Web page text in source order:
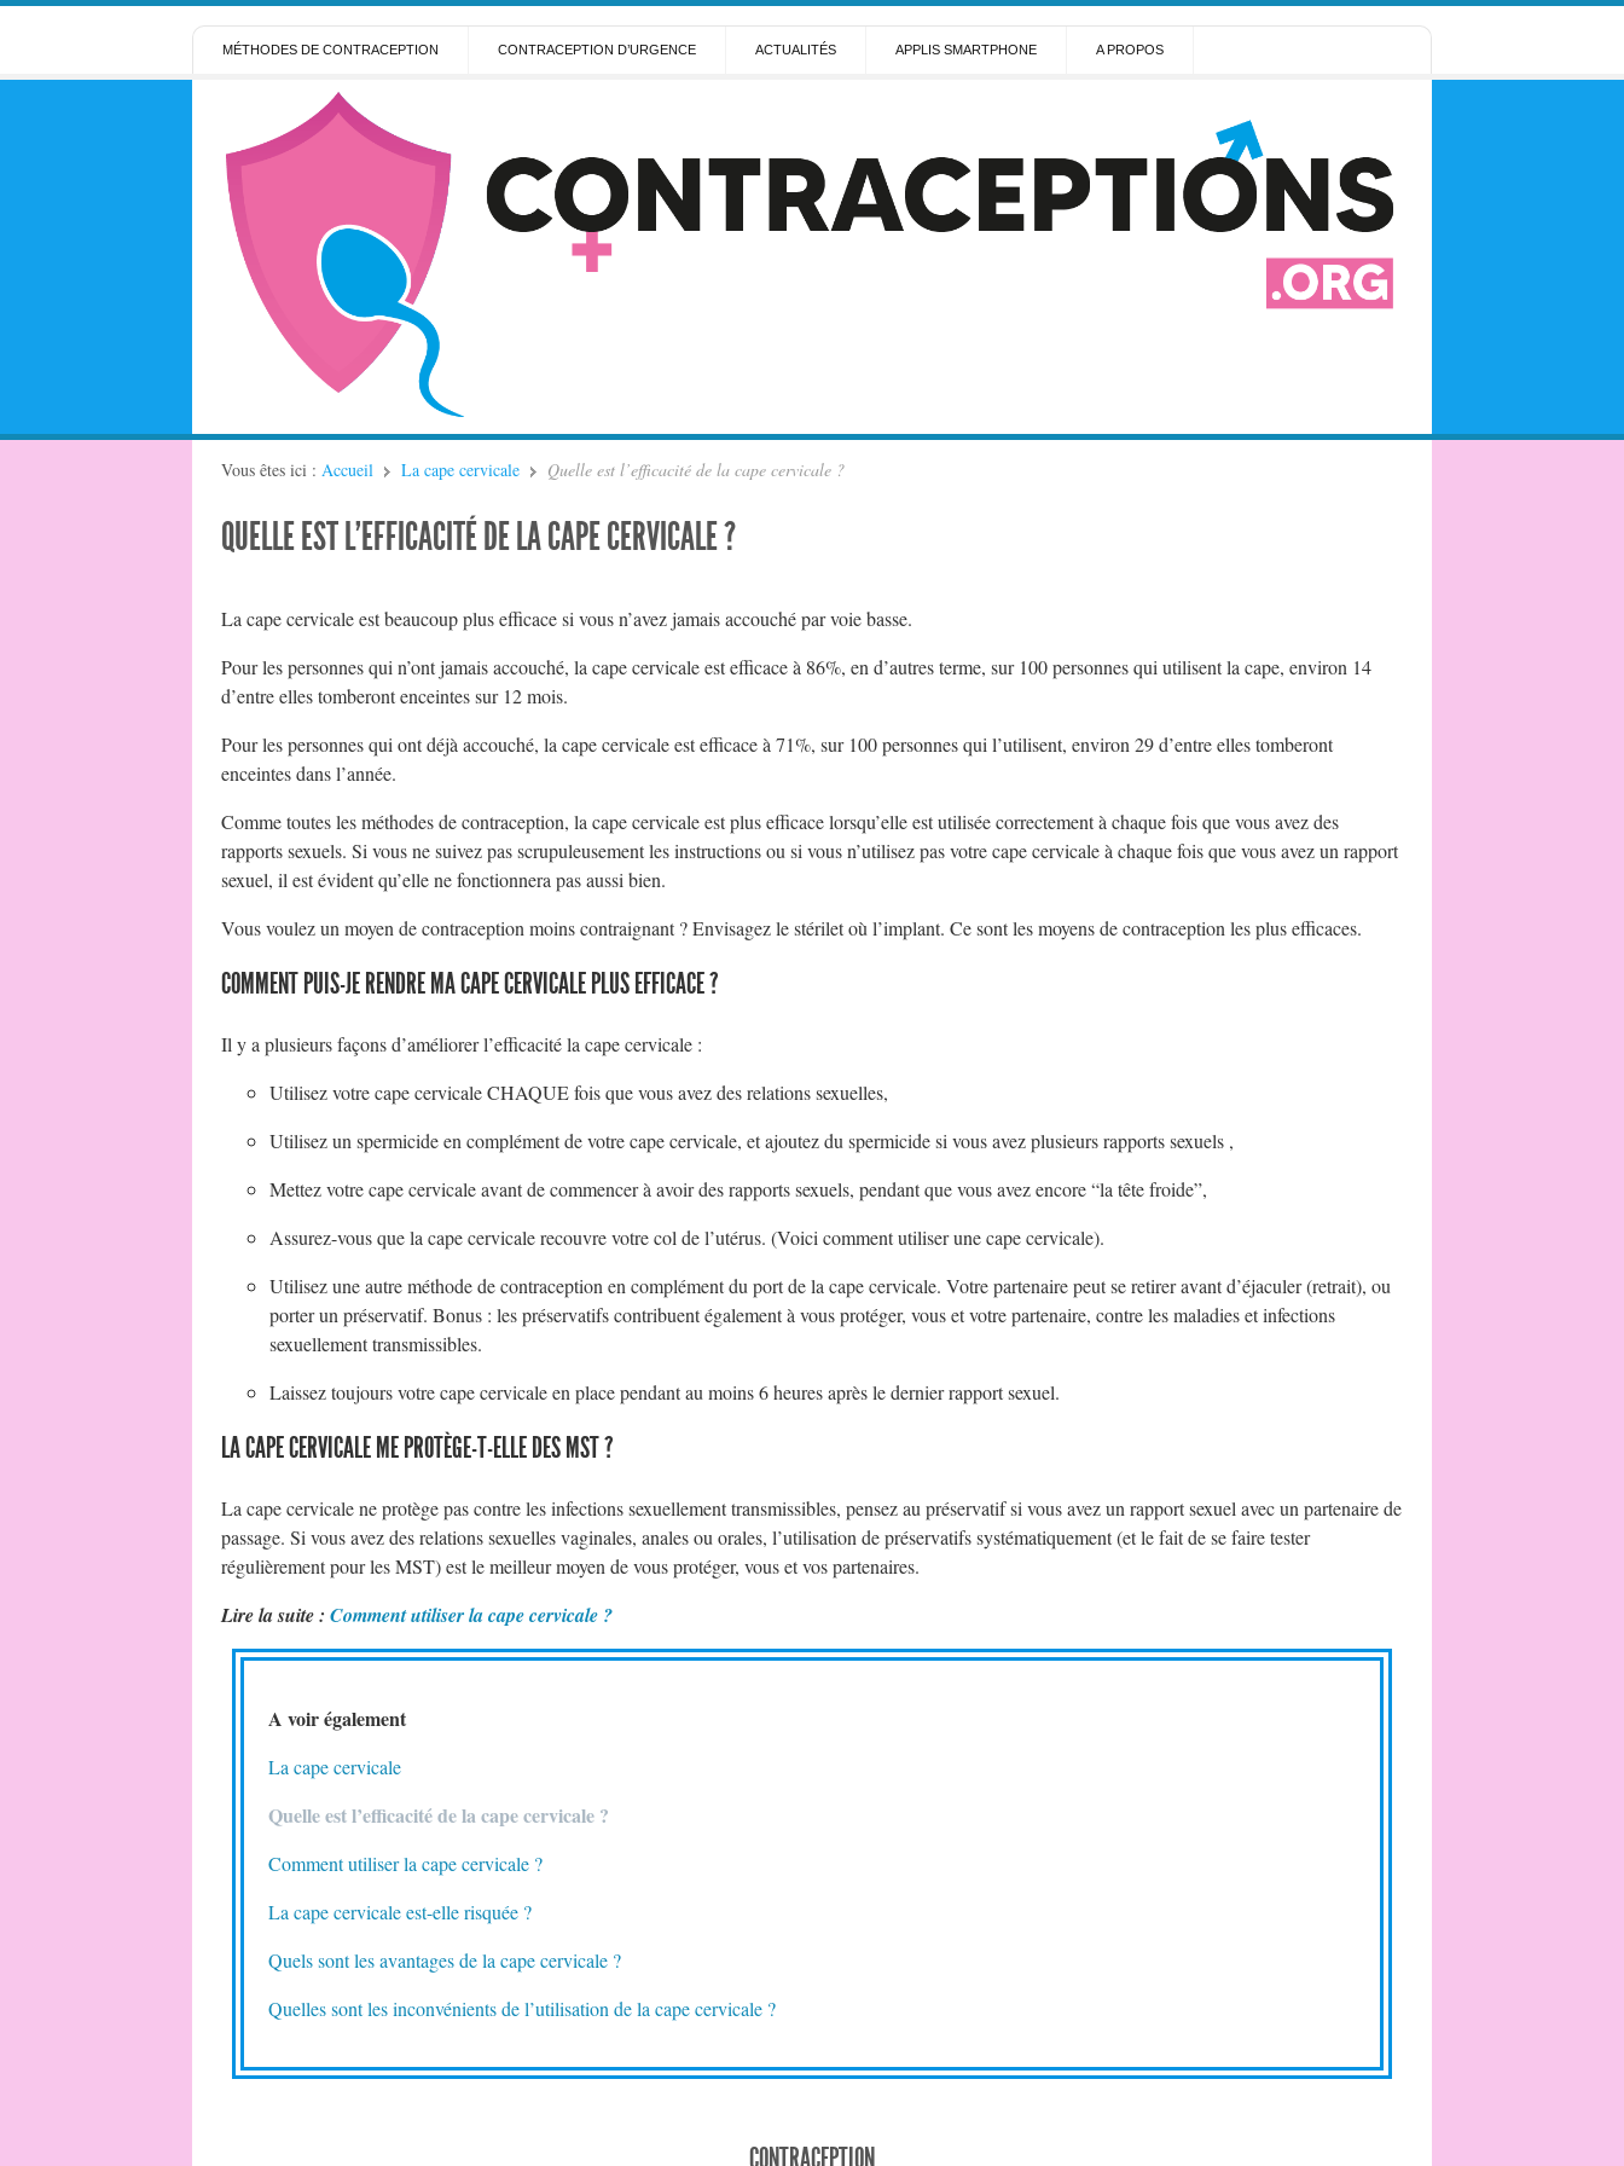
MÉTHODES DE CONTRACEPTION CONTRACEPTION D’URGENCE ACTUALITÉS APPLIS SMARTPHONE A PROPOS
Vous êtes ici : Accueil La cape cervicale Quelle est l’efficacité de la cape cervicale ?
QUELLE EST L’EFFICACITÉ DE LA CAPE CERVICALE ?
La cape cervicale est beaucoup plus efficace si vous n’avez jamais accouché par voie basse.
Pour les personnes qui n’ont jamais accouché, la cape cervicale est efficace à 86%, en d’autres terme, sur 100 personnes qui utilisent la cape, environ 14
d’entre elles tomberont enceintes sur 12 mois.
Pour les personnes qui ont déjà accouché, la cape cervicale est efficace à 71%, sur 100 personnes qui l’utilisent, environ 29 d’entre elles tomberont
enceintes dans l’année.
Comme toutes les méthodes de contraception, la cape cervicale est plus efficace lorsqu’elle est utilisée correctement à chaque fois que vous avez des
rapports sexuels. Si vous ne suivez pas scrupuleusement les instructions ou si vous n’utilisez pas votre cape cervicale à chaque fois que vous avez un rapport
sexuel, il est évident qu’elle ne fonctionnera pas aussi bien.
Vous voulez un moyen de contraception moins contraignant ? Envisagez le stérilet où l’implant. Ce sont les moyens de contraception les plus efficaces.
COMMENT PUIS-JE RENDRE MA CAPE CERVICALE PLUS EFFICACE ?
Il y a plusieurs façons d’améliorer l’efficacité la cape cervicale :
Utilisez votre cape cervicale CHAQUE fois que vous avez des relations sexuelles,
Utilisez un spermicide en complément de votre cape cervicale, et ajoutez du spermicide si vous avez plusieurs rapports sexuels ,
Mettez votre cape cervicale avant de commencer à avoir des rapports sexuels, pendant que vous avez encore “la tête froide”,
Assurez-vous que la cape cervicale recouvre votre col de l’utérus. (Voici comment utiliser une cape cervicale).
Utilisez une autre méthode de contraception en complément du port de la cape cervicale. Votre partenaire peut se retirer avant d’éjaculer (retrait), ou
porter un préservatif. Bonus : les préservatifs contribuent également à vous protéger, vous et votre partenaire, contre les maladies et infections
sexuellement transmissibles.
Laissez toujours votre cape cervicale en place pendant au moins 6 heures après le dernier rapport sexuel.
LA CAPE CERVICALE ME PROTÈGE-T-ELLE DES MST ?
La cape cervicale ne protège pas contre les infections sexuellement transmissibles, pensez au préservatif si vous avez un rapport sexuel avec un partenaire de
passage. Si vous avez des relations sexuelles vaginales, anales ou orales, l’utilisation de préservatifs systématiquement (et le fait de se faire tester
régulièrement pour les MST) est le meilleur moyen de vous protéger, vous et vos partenaires.
Lire la suite : Comment utiliser la cape cervicale ?
A voir également
La cape cervicale
Quelle est l’efficacité de la cape cervicale ?
Comment utiliser la cape cervicale ?
La cape cervicale est-elle risquée ?
Quels sont les avantages de la cape cervicale ?
Quelles sont les inconvénients de l’utilisation de la cape cervicale ?
CONTRACEPTION